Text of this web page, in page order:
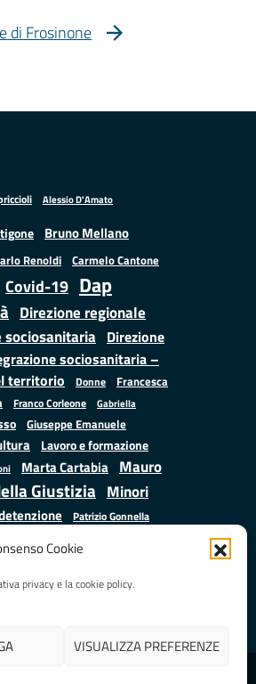
Cookie
privacy e la cookie policy.
VISUALIZZA PREFERENZE
di Frosinone
Alessio D'Amato
Bruno Mellano
Renoldi Carmelo Cantone
Covid-19 Dap
Direzione regionale
Direzione
sociosanitaria –
territorio
Donne
Francesca
Franco Corleone
Gabriella
Giuseppe Emanuele
Lavoro e formazione
Marta Cartabia Mauro
Giustizia Minori
Patrizio Gonnella
in numeri
Stefano